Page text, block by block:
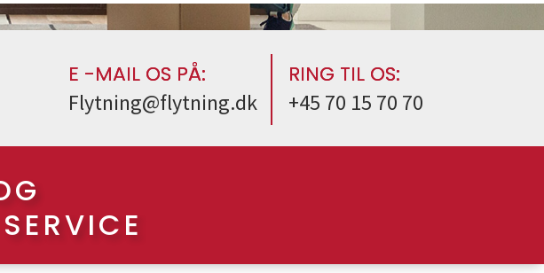
E -MAIL OS PÅ:
Flytning@flytning.dk
RING TIL OS:
+45 70 15 70 70